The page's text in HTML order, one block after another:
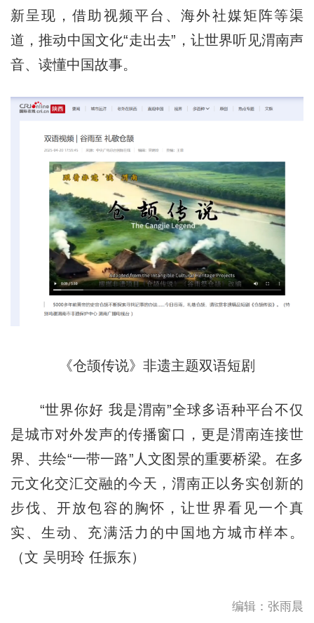
新呈现，借助视频平台、海外社媒矩阵等渠
道，推动中国文化“走出去”，让世界听见渭南声
音、读懂中国故事。
《仓颉传说》非遗主题双语短剧
“世界你好 我是渭南”全球多语种平台不仅
是城市对外发声的传播窗口，更是渭南连接世
界、共绘“一带一路”人文图景的重要桥梁。在多
元文化交汇交融的今天，渭南正以务实创新的
步伐、开放包容的胸怀，让世界看见一个真
实、生动、充满活力的中国地方城市样本。
（文 吴明玲 任振东）
编辑：张雨晨